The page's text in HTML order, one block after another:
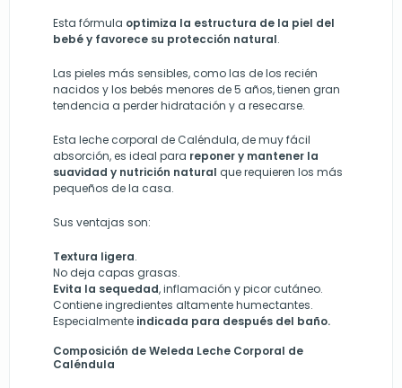
Esta fórmula optimiza la estructura de la piel del
bebé y favorece su protección natural.
Las pieles más sensibles, como las de los recién
nacidos y los bebés menores de 5 años, tienen gran
tendencia a perder hidratación y a resecarse.
Esta leche corporal de Caléndula, de muy fácil
absorción, es ideal para reponer y mantener la
suavidad y nutrición natural que requieren los más
pequeños de la casa.
Sus ventajas son:
Textura ligera.
No deja capas grasas.
Evita la sequedad, inflamación y picor cutáneo.
Contiene ingredientes altamente humectantes.
Especialmente indicada para después del baño.
Composición de Weleda Leche Corporal de
Caléndula